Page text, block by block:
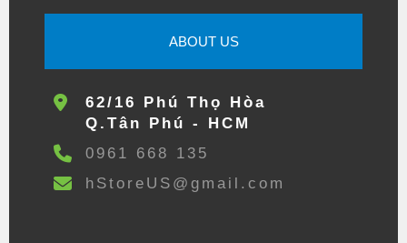
ABOUT US
62/16 Phú Thọ Hòa
Q.Tân Phú - HCM
0961 668 135
hStoreUS@gmail.com